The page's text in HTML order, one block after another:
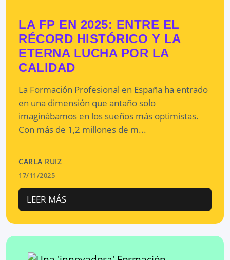
LA FP EN 2025: ENTRE EL
RÉCORD HISTÓRICO Y LA
ETERNA LUCHA POR LA
CALIDAD
La Formación Profesional en España ha entrado
en una dimensión que antaño solo
imaginábamos en los sueños más optimistas.
Con más de 1,2 millones de m...
CARLA RUIZ
17/11/2025
LEER MÁS